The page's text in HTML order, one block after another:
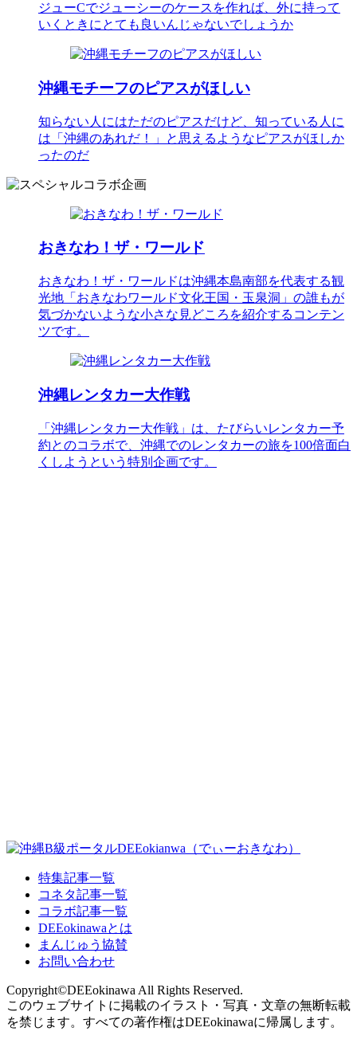
ジューCでジューシーのケースを作れば、外に持って
いくときにとても良いんじゃないでしょうか
沖縄モチーフのピアスがほしい
知らない人にはただのピアスだけど、知っている人に
は「沖縄のあれだ！」と思えるようなピアスがほしか
ったのだ
おきなわ！ザ・ワールド
おきなわ！ザ・ワールドは沖縄本島南部を代表する観
光地「おきなわワールド文化王国・玉泉洞」の誰もが
気づかないような小さな見どころを紹介するコンテン
ツです。
沖縄レンタカー大作戦
「沖縄レンタカー大作戦」は、たびらいレンタカー予
約とのコラボで、沖縄でのレンタカーの旅を100倍面白
くしようという特別企画です。
特集記事一覧
コネタ記事一覧
コラボ記事一覧
DEEokinawaとは
まんじゅう協賛
お問い合わせ
Copyright©DEEokinawa All Rights Reserved.
このウェブサイトに掲載のイラスト・写真・文章の無断転載
を禁じます。すべての著作権はDEEokinawaに帰属します。